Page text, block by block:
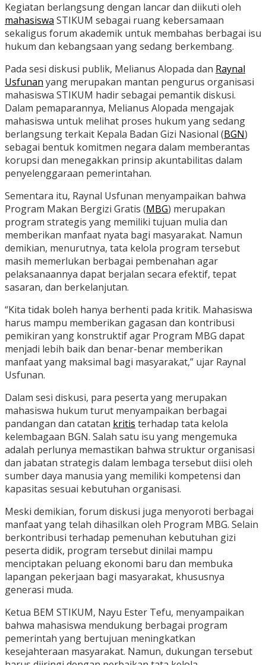
Kegiatan berlangsung dengan lancar dan diikuti oleh
mahasiswa STIKUM sebagai ruang kebersamaan
sekaligus forum akademik untuk membahas berbagai isu
hukum dan kebangsaan yang sedang berkembang.
Pada sesi diskusi publik, Melianus Alopada dan Raynal
Usfunan yang merupakan mantan pengurus organisasi
mahasiswa STIKUM hadir sebagai pemantik diskusi.
Dalam pemaparannya, Melianus Alopada mengajak
mahasiswa untuk melihat proses hukum yang sedang
berlangsung terkait Kepala Badan Gizi Nasional (BGN)
sebagai bentuk komitmen negara dalam memberantas
korupsi dan menegakkan prinsip akuntabilitas dalam
penyelenggaraan pemerintahan.
Sementara itu, Raynal Usfunan menyampaikan bahwa
Program Makan Bergizi Gratis (MBG) merupakan
program strategis yang memiliki tujuan mulia dan
memberikan manfaat nyata bagi masyarakat. Namun
demikian, menurutnya, tata kelola program tersebut
masih memerlukan berbagai pembenahan agar
pelaksanaannya dapat berjalan secara efektif, tepat
sasaran, dan berkelanjutan.
“Kita tidak boleh hanya berhenti pada kritik. Mahasiswa
harus mampu memberikan gagasan dan kontribusi
pemikiran yang konstruktif agar Program MBG dapat
menjadi lebih baik dan benar-benar memberikan
manfaat yang maksimal bagi masyarakat,” ujar Raynal
Usfunan.
Dalam sesi diskusi, para peserta yang merupakan
mahasiswa hukum turut menyampaikan berbagai
pandangan dan catatan kritis terhadap tata kelola
kelembagaan BGN. Salah satu isu yang mengemuka
adalah perlunya memastikan bahwa struktur organisasi
dan jabatan strategis dalam lembaga tersebut diisi oleh
sumber daya manusia yang memiliki kompetensi dan
kapasitas sesuai kebutuhan organisasi.
Meski demikian, forum diskusi juga menyoroti berbagai
manfaat yang telah dihasilkan oleh Program MBG. Selain
berkontribusi terhadap pemenuhan kebutuhan gizi
peserta didik, program tersebut dinilai mampu
menciptakan peluang ekonomi baru dan membuka
lapangan pekerjaan bagi masyarakat, khususnya
generasi muda.
Ketua BEM STIKUM, Nayu Ester Tefu, menyampaikan
bahwa mahasiswa mendukung berbagai program
pemerintah yang bertujuan meningkatkan
kesejahteraan masyarakat. Namun, dukungan tersebut